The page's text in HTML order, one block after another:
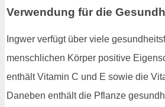
Verwendung für die
Ingwer verfügt über viele
menschlichen Körper positive
enthält Vitamin C und E sowie die
Daneben enthält die Pflanze